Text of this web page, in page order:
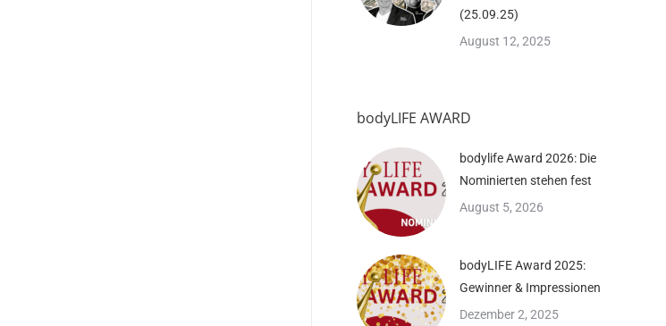
(25.09.25)
August 12, 2025
bodyLIFE AWARD
bodylife Award 2026: Die
Nominierten stehen fest
August 5, 2026
bodyLIFE Award 2025:
Gewinner & Impressionen
Dezember 2, 2025